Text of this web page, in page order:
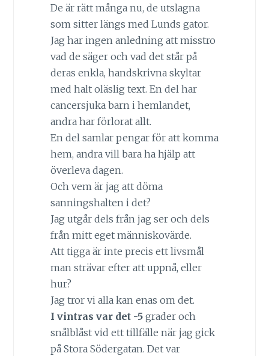
De är rätt många nu, de utslagna
som sitter längs med Lunds gator.
Jag har ingen anledning att misstro
vad de säger och vad det står på
deras enkla, handskrivna skyltar
med halt oläslig text. En del har
cancersjuka barn i hemlandet,
andra har förlorat allt.
En del samlar pengar för att komma
hem, andra vill bara ha hjälp att
överleva dagen.
Och vem är jag att döma
sanningshalten i det?
Jag utgår dels från jag ser och dels
från mitt eget människovärde.
Att tigga är inte precis ett livsmål
man strävar efter att uppnå, eller
hur?
Jag tror vi alla kan enas om det.
I vintras var det -5grader och
snålblåst vid ett tillfälle när jag gick
på Stora Södergatan. Det var